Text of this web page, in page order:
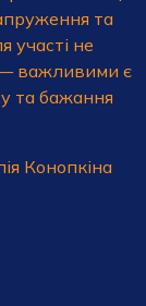
та
участі не
— важливими є
та бажання
Конопкіна